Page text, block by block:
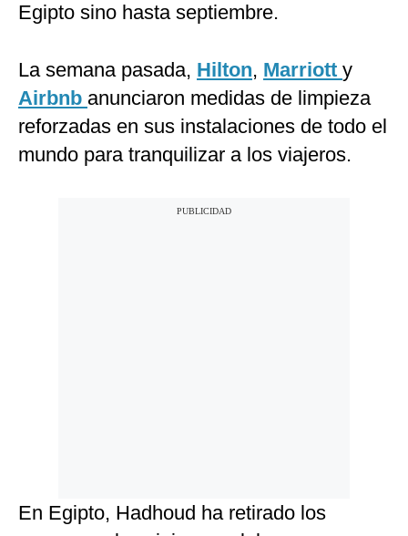
Egipto sino hasta septiembre.
La semana pasada, Hilton, Marriott y
Airbnb anunciaron medidas de limpieza
reforzadas en sus instalaciones de todo el
mundo para tranquilizar a los viajeros.
En Egipto, Hadhoud ha retirado los